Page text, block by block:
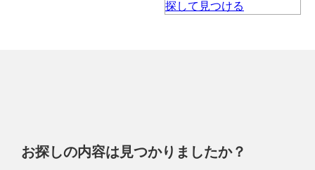
お探しの内容は見つかりましたか？